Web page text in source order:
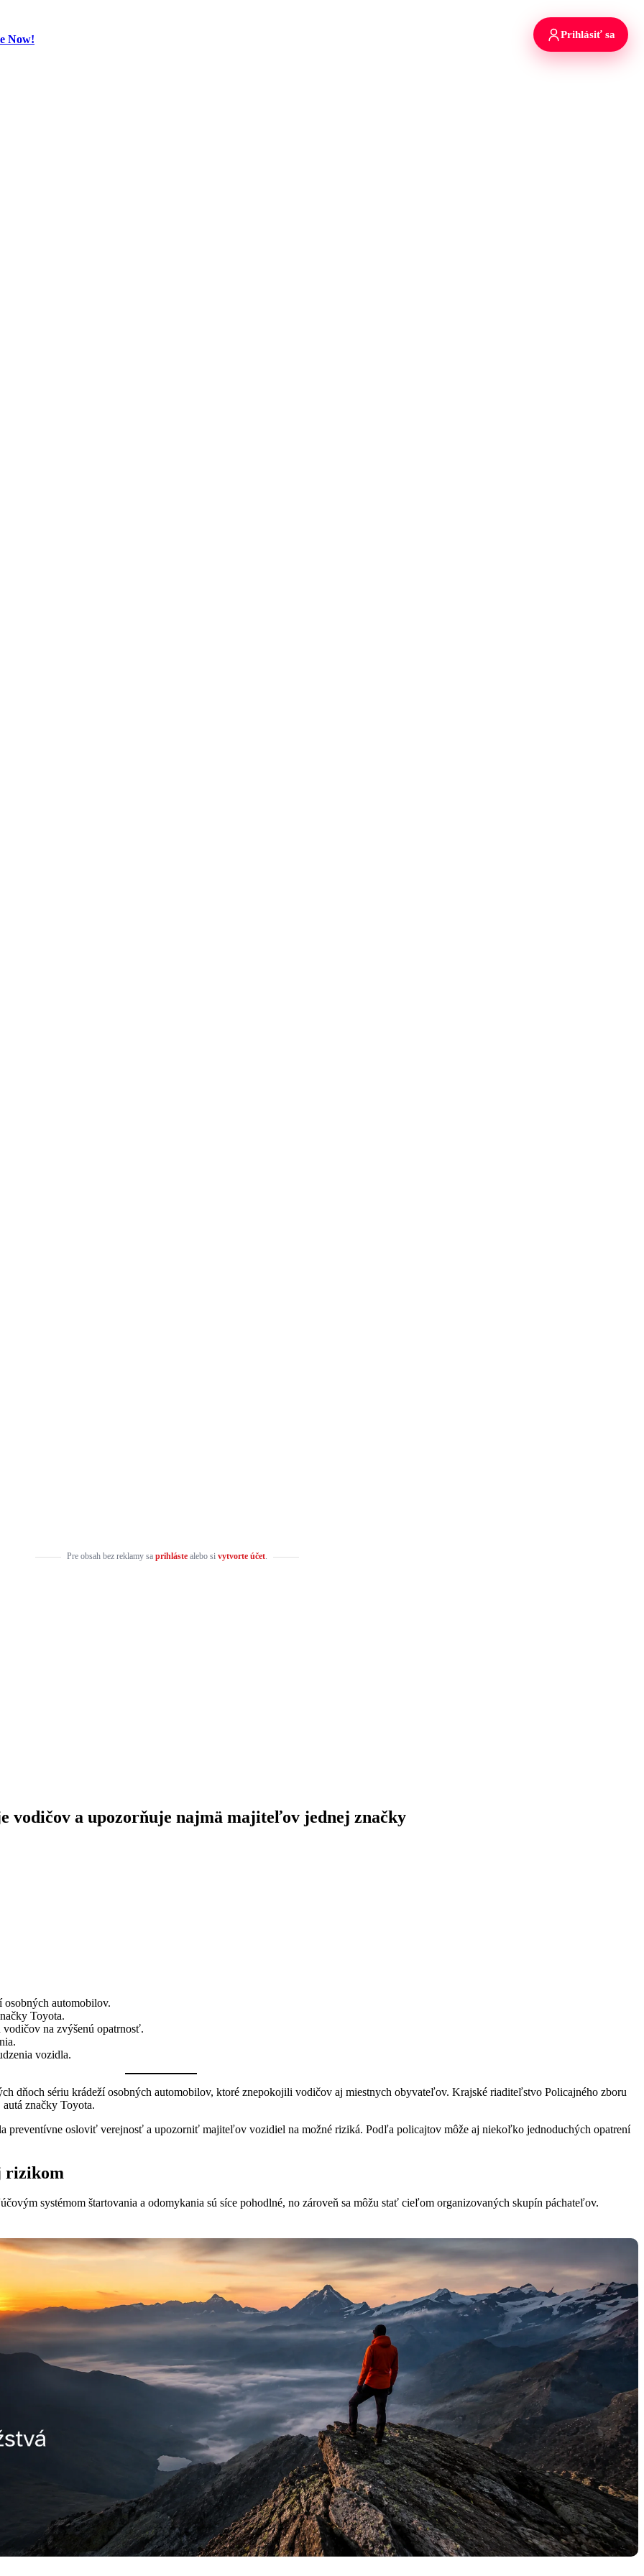
Now!
Pre obsah bez reklamy sa prihlástealebo si vytvorte účet.
vodičov a upozorňuje najmä majiteľov jednej značky
automobilov.
Toyota.
na zvýšenú opatrnosť.
vozidla.
dňoch sériu krádeží osobných automobilov, ktoré znepokojili vodičov aj miestnych obyvateľov. Krajské riaditeľstvo Policajného zboru
značky Toyota.
preventívne osloviť verejnosť a upozorniť majiteľov vozidiel na možné riziká. Podľa policajtov môže aj niekoľko jednoduchých opatrení
rizikom
systémom štartovania a odomykania sú síce pohodlné, no zároveň sa môžu stať cieľom organizovaných skupín páchateľov.
Prihlásiť sa